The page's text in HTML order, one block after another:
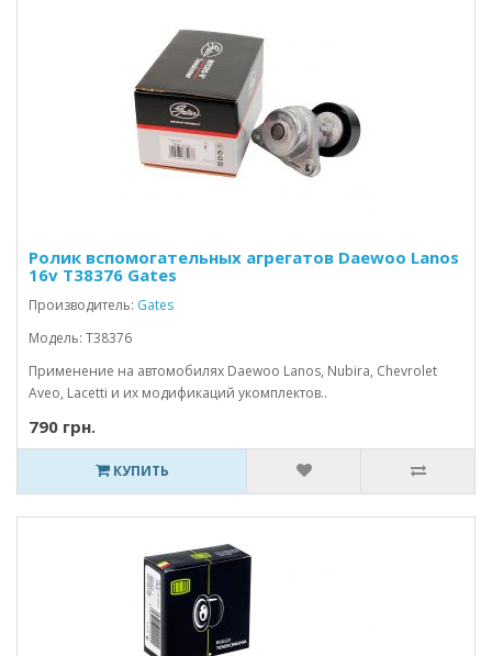
Ролик вспомогательных агрегатов Daewoo Lanos
16v T38376 Gates
Производитель: Gates
Модель: T38376
Применение на автомобилях Daewoo Lanos, Nubira, Chevrolet
Aveo, Lacetti и их модификаций укомплектов..
790 грн.
КУПИТЬ